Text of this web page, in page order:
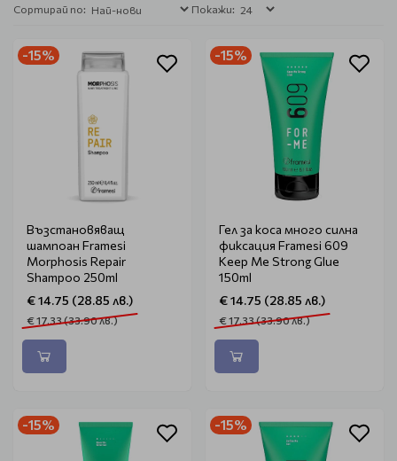
Сортирай по: Покажи:
-15%
Възстановяващ
шампоан Framesi
Morphosis Repair
Shampoo 250ml
€ 14.75 (28.85 лв.)
€ 17.33 (33.90 лв.)
-15%
Гел за коса много силна
фиксация Framesi 609
Keep Me Strong Glue
150ml
€ 14.75 (28.85 лв.)
€ 17.33 (33.90 лв.)
-15% -15%